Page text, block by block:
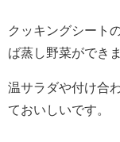
クッキングシート
ば蒸し野菜ができ
温サラダや付け合
ておいしいです。